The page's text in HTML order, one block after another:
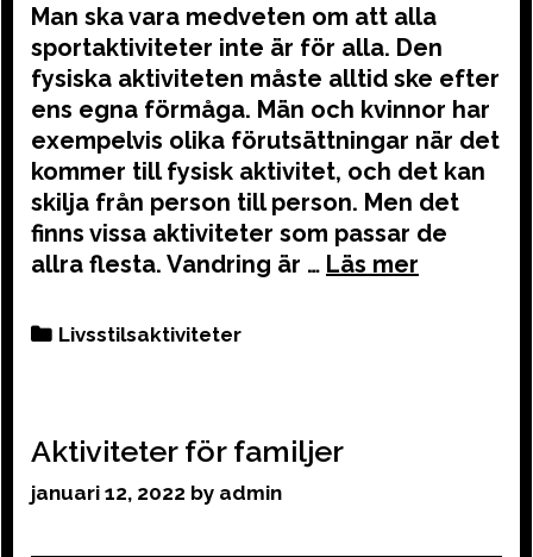
Man ska vara medveten om att alla
sportaktiviteter inte är för alla. Den
fysiska aktiviteten måste alltid ske efter
ens egna förmåga. Män och kvinnor har
exempelvis olika förutsättningar när det
kommer till fysisk aktivitet, och det kan
skilja från person till person. Men det
finns vissa aktiviteter som passar de
allra flesta. Vandring är …
Categories
Livsstilsaktiviteter
Aktiviteter för familjer
januari 12, 2022 by admin